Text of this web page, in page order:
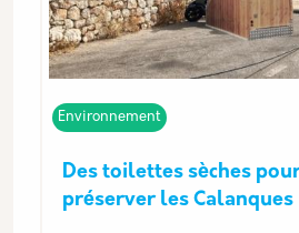
Environnement
Des toilettes sèches
préserver les Calanques